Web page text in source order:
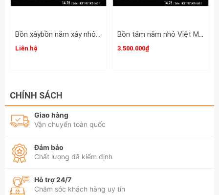
Bồn xâybồn nằm xây nhỏ Việt Mỹ Acrylic-1475
Liên hệ
Bồn tắm nằm nhỏ Việt Mỹ acrylic bồn xây 1475
3.500.000₫
CHÍNH SÁCH
Giao hàng
Vận chuyển toàn quốc
Đảm bảo
Chất lượng đã kiểm định
Hỗ trợ 24/7
Chăm sóc khách hàng uy tín